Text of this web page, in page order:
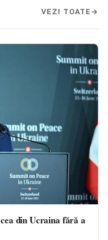
VEZI TOATE
din Ucraina fără a